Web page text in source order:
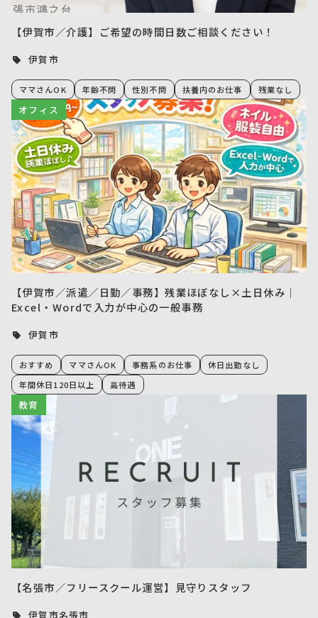
【伊賀市／介護】ご希望の時間日数ご相談ください！
伊賀市
ママさんOK 年齢不問 性別不問 扶養内のお仕事 残業なし
オフィス
【伊賀市／派遣／日勤／事務】残業ほぼなし×土日休み｜
Excel・Wordで入力が中心の一般事務
伊賀市
おすすめ ママさんOK 事務系のお仕事
休日出勤なし
年間休日120日以上
高待遇
教育
【名張市／フリースクール運営】見守りスタッフ
伊賀市名張市